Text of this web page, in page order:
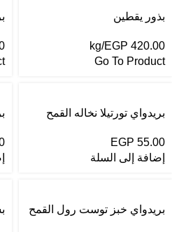
بذور يقطين
EGP 420.00
/kg
Go To Product
بريدواي تورتيلا نخاله القمح
EGP 55.00
إضافة إلى السلة
بريدواي خبز توست رول القمح